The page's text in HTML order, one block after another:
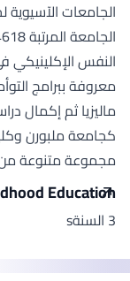
معروفة ببرامج
ماليزيا ثم إكمال
مجموعة متنوعة
Education
3 السنةs